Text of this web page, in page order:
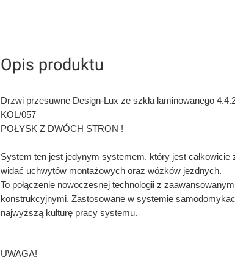
Opis produktu
Drzwi przesuwne Design-Lux ze szkła laminowanego
KOL/057
POŁYSK Z DWÓCH STRON !
System ten jest jedynym systemem, który jest całkowicie
widać uchwytów montażowych oraz wózków jezdnych.
To połączenie nowoczesnej technologii z
konstrukcyjnymi. Zastosowane w systemie
najwyższą kulturę pracy systemu.
UWAGA!